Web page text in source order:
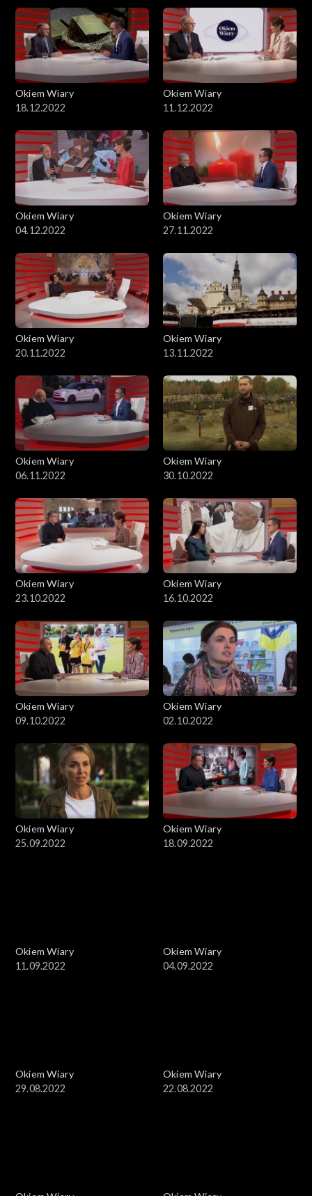
Okiem Wiary
18.12.2022
Okiem Wiary
11.12.2022
Okiem Wiary
04.12.2022
Okiem Wiary
27.11.2022
Okiem Wiary
20.11.2022
Okiem Wiary
13.11.2022
Okiem Wiary
06.11.2022
Okiem Wiary
30.10.2022
Okiem Wiary
23.10.2022
Okiem Wiary
16.10.2022
Okiem Wiary
09.10.2022
Okiem Wiary
02.10.2022
Okiem Wiary
25.09.2022
Okiem Wiary
18.09.2022
Okiem Wiary
11.09.2022
Okiem Wiary
04.09.2022
Okiem Wiary
29.08.2022
Okiem Wiary
22.08.2022